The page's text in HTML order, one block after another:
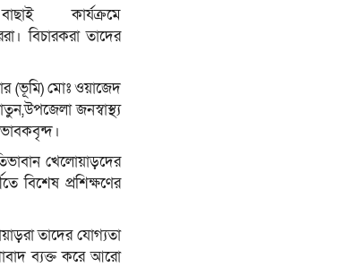
কার্যক্রমে
বিচারকরা তাদের
(ভূমি) মোঃ ওয়াজেদ
জনস্বাস্থ্য
খেলোয়াড়দের
বিশেষ প্রশিক্ষণের
তাদের যোগ্যতা
ব্যক্ত করে আরো